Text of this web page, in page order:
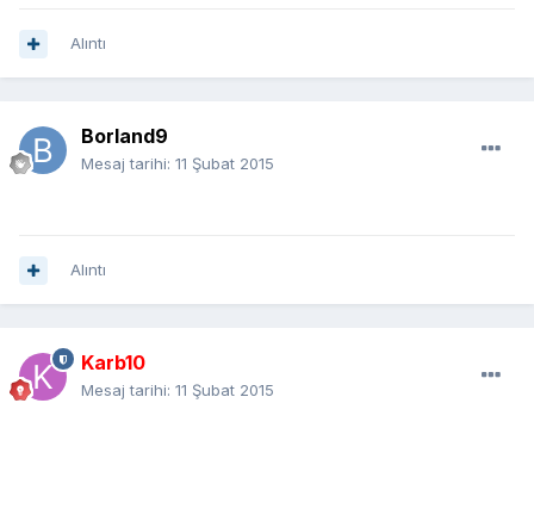
Alıntı
Borland9
Mesaj tarihi: 11 Şubat 2015
Alıntı
Karb10
Mesaj tarihi: 11 Şubat 2015